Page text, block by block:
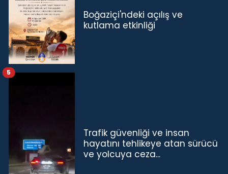
Boğaziçi'ndeki açılış ve
kutlama etkinliği
Trafik güvenliği ve insan
hayatını tehlikeye atan sürücü
ve yolcuya ceza...
5